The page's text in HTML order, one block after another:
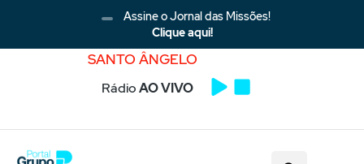
Assine o Jornal das Missões!
Clique aqui!
SANTO ÂNGELO
RádioAO VIVO